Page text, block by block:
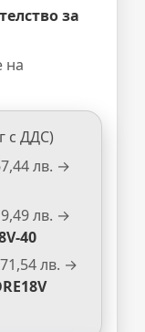
за
на
с ДДС)
лв. →
лв. →
40
лв. →